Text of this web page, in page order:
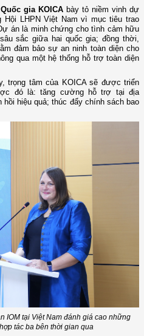
gia KOICA bày tỏ niềm vinh dự
LHPN Việt Nam vì mục tiêu trao
án là minh chứng cho tình cảm hữu
sắc giữa hai quốc gia; đồng thời,
đảm bảo sự an ninh toàn diện cho
qua một hệ thống hỗ trợ toàn diện
trọng tâm của KOICA sẽ được triển
đó là: tăng cường hỗ trợ tại địa
hiệu quả; thúc đẩy chính sách bao
IOM tại Việt Nam đánh giá cao những
tác ba bên thời gian qua